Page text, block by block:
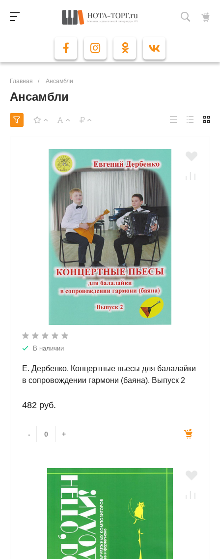
Главная / Ансамбли
Ансамбли
В наличии
Е. Дербенко. Концертные пьесы для балалайки
в сопровождении гармони (баяна). Выпуск 2
482 руб.
- +